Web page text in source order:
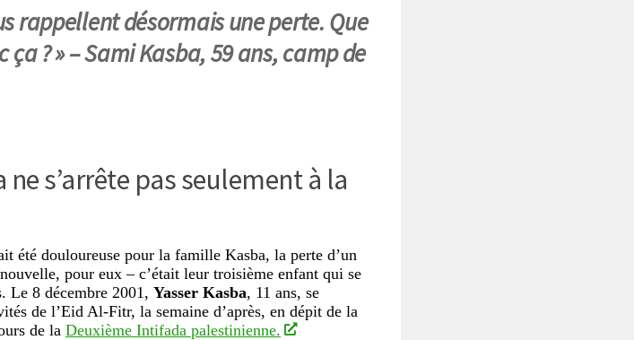
rappellent désormais une perte. Que
ça ? » –Sami Kasba, 59 ans, camp de
s’arrête pas seulement à la
été douloureuse pour la famille Kasba, la perte d’un
pour eux – c’était leur troisième enfant qui se
Le 8 décembre 2001, Yasser Kasba, 11 ans, se
de l’Eid Al-Fitr, la semaine d’après, en dépit de la
de la Deuxième Intifada palestinienne.